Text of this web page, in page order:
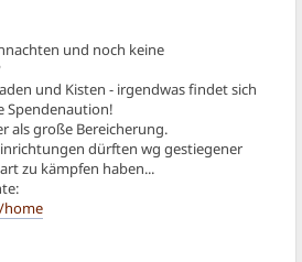
und noch keine
und Kisten - irgendwas findet sich
Spendenaution!
als große Bereicherung.
dürften wg gestiegener
zu kämpfen haben...
home